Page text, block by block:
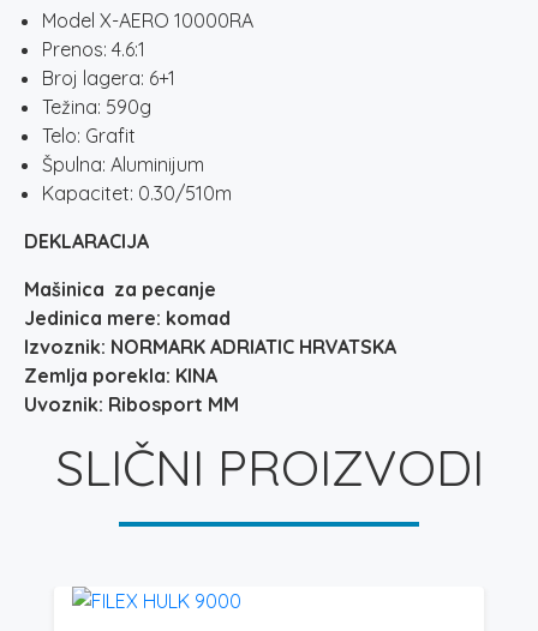
Model X-AERO 10000RA
Prenos: 4.6:1
Broj lagera: 6+1
Težina: 590g
Telo: Grafit
Špulna: Aluminijum
Kapacitet: 0.30/510m
DEKLARACIJA
Mašinica za pecanje
Jedinica mere: komad
Izvoznik: NORMARK ADRIATIC HRVATSKA
Zemlja porekla: KINA
Uvoznik: Ribosport MM
SLIČNI PROIZVODI